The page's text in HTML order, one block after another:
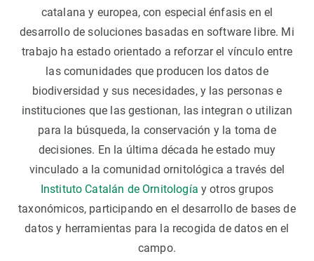
catalana y europea, con especial énfasis en el
desarrollo de soluciones basadas en software libre. Mi
trabajo ha estado orientado a reforzar el vínculo entre
las comunidades que producen los datos de
biodiversidad y sus necesidades, y las personas e
instituciones que las gestionan, las integran o utilizan
para la búsqueda, la conservación y la toma de
decisiones. En la última década he estado muy
vinculado a la comunidad ornitológica a través del
Instituto Catalán de Ornitología y otros grupos
taxonómicos, participando en el desarrollo de bases de
datos y herramientas para la recogida de datos en el
campo.